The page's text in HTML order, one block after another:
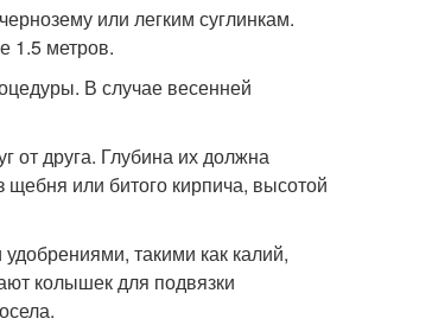
или легким суглинкам.
1.5 метров.
В случае весенней
от друга. Глубина их должна
или битого кирпича, высотой
такими как калий,
колышек для подвязки